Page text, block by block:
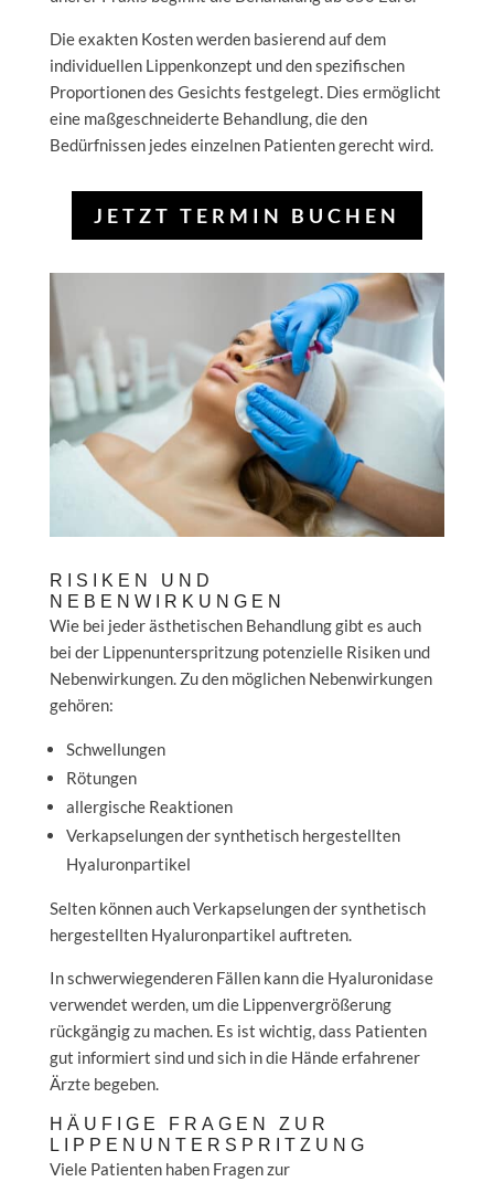
Die exakten Kosten werden basierend auf dem
individuellen Lippenkonzept und den spezifischen
Proportionen des Gesichts festgelegt. Dies ermöglicht
eine maßgeschneiderte Behandlung, die den
Bedürfnissen jedes einzelnen Patienten gerecht wird.
JETZT TERMIN BUCHEN
RISIKEN UND
NEBENWIRKUNGEN
Wie bei jeder ästhetischen Behandlung gibt es auch
bei der Lippenunterspritzung potenzielle Risiken und
Nebenwirkungen. Zu den möglichen Nebenwirkungen
gehören:
Schwellungen
Rötungen
allergische Reaktionen
Verkapselungen der synthetisch hergestellten
Hyaluronpartikel
Selten können auch Verkapselungen der synthetisch
hergestellten Hyaluronpartikel auftreten.
In schwerwiegenderen Fällen kann die Hyaluronidase
verwendet werden, um die Lippenvergrößerung
rückgängig zu machen. Es ist wichtig, dass Patienten
gut informiert sind und sich in die Hände erfahrener
Ärzte begeben.
HÄUFIGE FRAGEN ZUR
LIPPENUNTERSPRITZUNG
Viele Patienten haben Fragen zur